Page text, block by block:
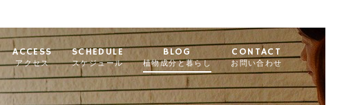
ACCESS
アクセス
SCHEDULE
スケジュール
BLOG
植物成分と暮らし
CONTACT
お問い合わせ